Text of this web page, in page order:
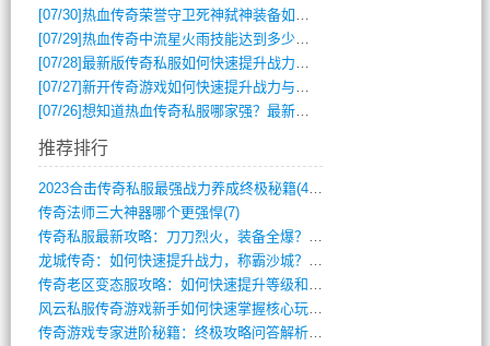
[07/30]热血传奇荣誉守卫死神弑神装备如何获取与佩戴攻略？
[07/29]热血传奇中流星火雨技能达到多少级可以开始练装备？
[07/28]最新版传奇私服如何快速提升战力与获取稀有装备？
[07/27]新开传奇游戏如何快速提升战力与获取稀有装备？
[07/26]想知道热血传奇私服哪家强？最新排行榜攻略全解析
推荐排行
2023合击传奇私服最强战力养成终极秘籍(428)
传奇法师三大神器哪个更强悍(7)
传奇私服最新攻略：刀刀烈火，装备全爆？攻(813)
龙城传奇：如何快速提升战力，称霸沙城？(802)
传奇老区变态服攻略：如何快速提升等级和战(379)
风云私服传奇游戏新手如何快速掌握核心玩法(616)
传奇游戏专家进阶秘籍：终极攻略问答解析(848)